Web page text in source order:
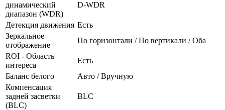
динамический
диапазон (WDR)
D-WDR
Детекция движения Есть
Зеркальное
отображение
По горизонтали / По вертикали / Оба
ROI - Область
интереса
Есть
Баланс белого
Авто / Вручную
Компенсация
задней засветки
(BLC)
BLC